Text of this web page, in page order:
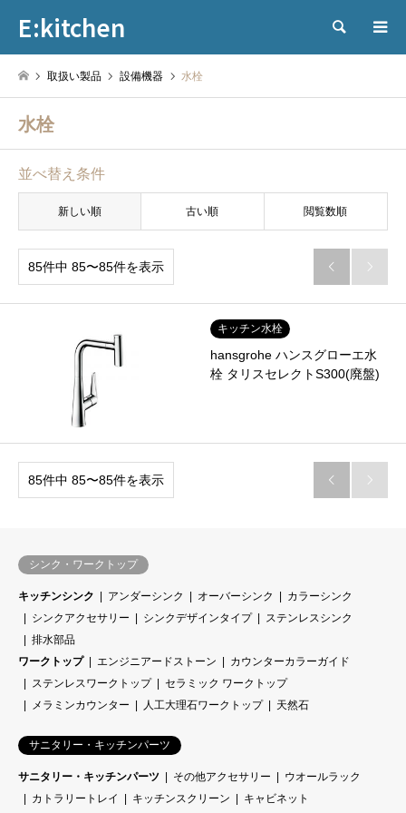
E:kitchen 検索
取扱い製品 設備機器 水栓
水栓
並べ替え条件
新しい順 古い順 閲覧数順
85件中 85〜85件を表示  
キッチン水栓
hansgrohe ハンスグローエ水
栓 タリスセレクトS300(廃盤)
85件中 85〜85件を表示  
シンク・ワークトップ
キッチンシンク アンダーシンク オーバーシンク
カラーシンク
シンクアクセサリー
シンクデザインタイプ
ステンレスシンク
排水部品
ワークトップ
エンジニアードストーン
カウンターカラーガイド
ステンレスワークトップ
セラミック ワークトップ
メラミンカウンター
人工大理石ワークトップ 天然石
サニタリー・キッチンパーツ
サニタリー・キッチンパーツ その他アクセサリー
ウオールラック
カトラリートレイ
キッチンスクリーン キャビネット